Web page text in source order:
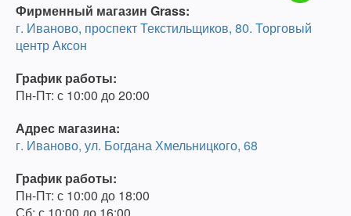
Фирменный магазин Grass:
г. Иваново, проспект Текстильщиков, 80. Торговый
центр Аксон
График работы:
Пн-Пт: с 10:00 до 20:00
Адрес магазина:
г. Иваново, ул. Богдана Хмельницкого, 68
График работы:
Пн-Пт: с 10:00 до 18:00
Сб: с 10:00 до 16:00